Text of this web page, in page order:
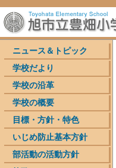
ニュース＆トピック
学校だより
学校の沿革
学校の概要
目標・方針・特色
いじめ防止基本方針
部活動の活動方針